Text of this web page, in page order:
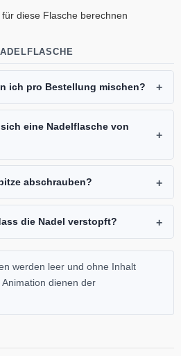
ich pro Bestellung mischen?
eine Nadelflasche von
abschrauben?
die Nadel verstopft?
werden leer und ohne Inhalt
dienen der